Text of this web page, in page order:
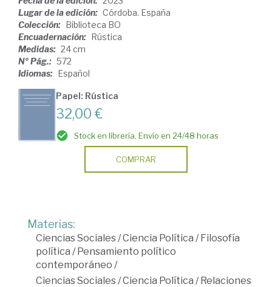
Lugar de la edición: Córdoba. España
Colección: Biblioteca BO
Encuadernación: Rústica
Medidas: 24 cm
Nº Pág.: 572
Idiomas: Español
Papel: Rústica
32,00 €
Stock en librería. Envío en 24/48 horas
COMPRAR
Materias:
Ciencias Sociales/Ciencia Política /Filosofía
política /Pensamiento político
contemporáneo /
Ciencias Sociales/Ciencia Política /Relaciones